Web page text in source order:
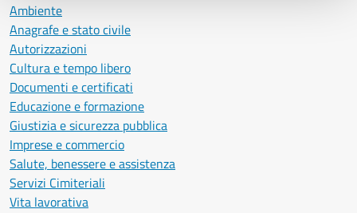
Ambiente
Anagrafe e stato civile
Autorizzazioni
Cultura e tempo libero
Documenti e certificati
Educazione e formazione
Giustizia e sicurezza pubblica
Imprese e commercio
Salute, benessere e assistenza
Servizi Cimiteriali
Vita lavorativa